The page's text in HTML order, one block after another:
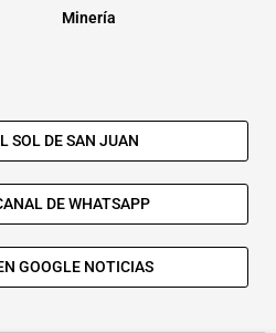
Minería
SOL DE SAN JUAN
DE WHATSAPP
GOOGLE NOTICIAS